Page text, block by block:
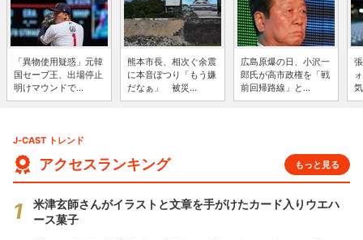
「異物使用疑惑」元韓
国セーブ王、出場停止
明けマウンドで...
熊本市長、相次ぐ余震
に本音ぽつり「もう嫌
だなぁ」 被災...
広島原爆の日、小沢一
郎氏が高市政権を「戦
前回帰路線」と...
J-CAST トレンド
アクセスランキング もっと見る
米津玄師さんがイラストと文章を手がけたカード入りウエハ
ース菓子